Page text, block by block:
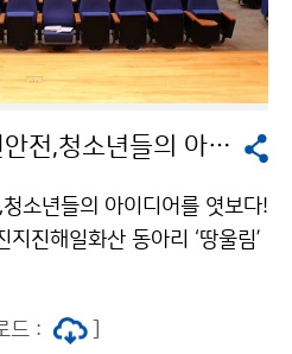
지진으로부터의 국민안전,청소년들의 아이디어를 엿보다!
소년들의 아이디어를 엿보다!
진해일화산 동아리 ‘땅울림’
이 참석한 가운데 중학생 지
드 :